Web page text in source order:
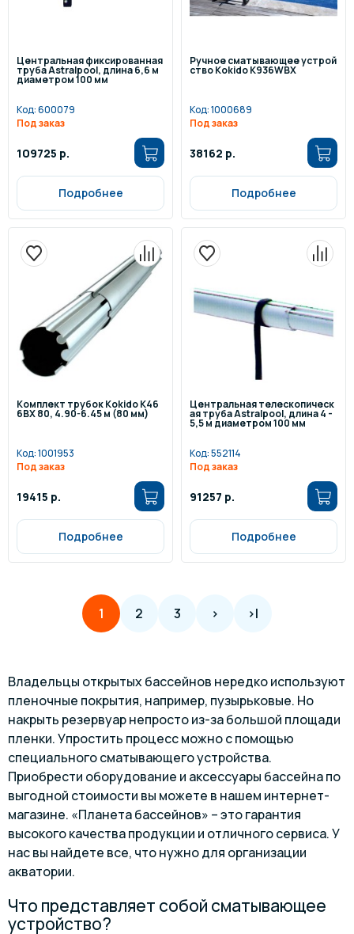
Центральная фиксированная
труба Astralpool, длина 6,6 м
диаметром 100 мм
Код:600079
Под заказ
109725 р.
Подробнее
Ручное сматывающее устрой
ство Kokido K936WBX
Код:1000689
Под заказ
38162 р.
Подробнее
Комплект трубок Kokido K46
6BX 80, 4.90-6.45 м (80 мм)
Код:1001953
Под заказ
19415 р.
Подробнее
Центральная телескопическ
ая труба Astralpool, длина 4 -
5,5 м диаметром 100 мм
Код:552114
Под заказ
91257 р.
Подробнее
1 2 3 > >|
Владельцы открытых бассейнов нередко используют
пленочные покрытия, например, пузырьковые. Но
накрыть резервуар непросто из-за большой площади
пленки. Упростить процесс можно с помощью
специального сматывающего устройства.
Приобрести оборудование и аксессуары бассейна по
выгодной стоимости вы можете в нашем интернет-
магазине. «Планета бассейнов» – это гарантия
высокого качества продукции и отличного сервиса. У
нас вы найдете все, что нужно для организации
акватории.
Что представляет собой сматывающее
устройство?